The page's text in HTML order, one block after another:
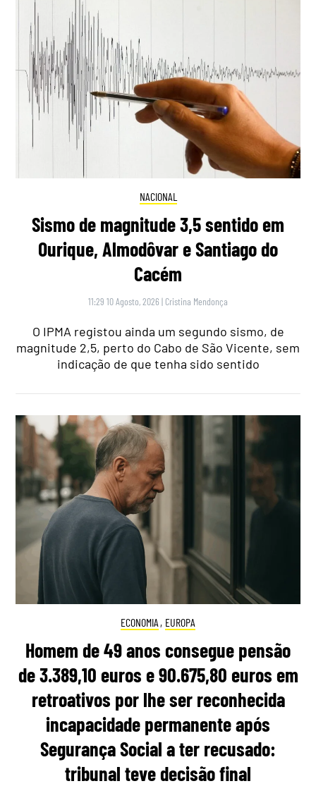
NACIONAL
Sismo de magnitude 3,5 sentido em
Ourique, Almodôvar e Santiago do
Cacém
11:29 10 Agosto, 2026 | Cristina Mendonça
O IPMA registou ainda um segundo sismo, de
magnitude 2,5, perto do Cabo de São Vicente, sem
indicação de que tenha sido sentido
ECONOMIA , EUROPA
Homem de 49 anos consegue pensão
de 3.389,10 euros e 90.675,80 euros em
retroativos por lhe ser reconhecida
incapacidade permanente após
Segurança Social a ter recusado:
tribunal teve decisão final